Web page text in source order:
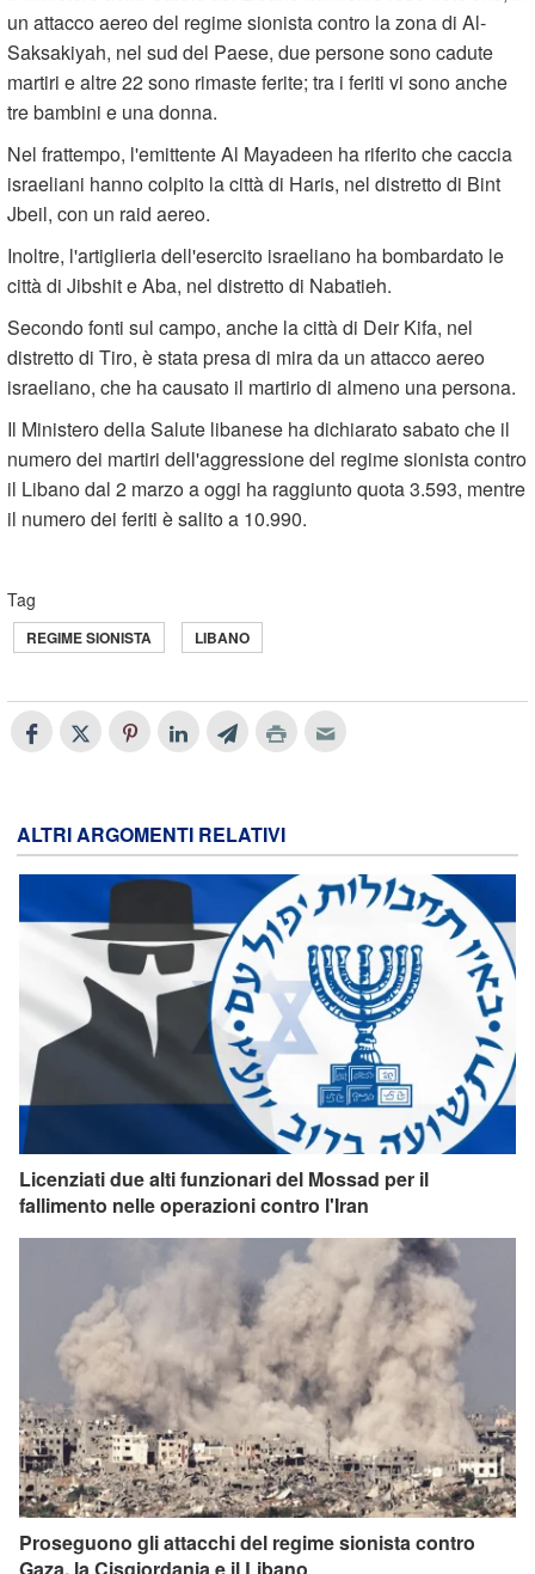
un attacco aereo del regime sionista contro la zona di Al-
Saksakiyah, nel sud del Paese, due persone sono cadute
martiri e altre 22 sono rimaste ferite; tra i feriti vi sono anche
tre bambini e una donna.
Nel frattempo, l'emittente Al Mayadeen ha riferito che caccia
israeliani hanno colpito la città di Haris, nel distretto di Bint
Jbeil, con un raid aereo.
Inoltre, l'artiglieria dell'esercito israeliano ha bombardato le
città di Jibshit e Aba, nel distretto di Nabatieh.
Secondo fonti sul campo, anche la città di Deir Kifa, nel
distretto di Tiro, è stata presa di mira da un attacco aereo
israeliano, che ha causato il martirio di almeno una persona.
Il Ministero della Salute libanese ha dichiarato sabato che il
numero dei martiri dell'aggressione del regime sionista contro
il Libano dal 2 marzo a oggi ha raggiunto quota 3.593, mentre
il numero dei feriti è salito a 10.990.
Tag
REGIME SIONISTA LIBANO
ALTRI ARGOMENTI RELATIVI
Licenziati due alti funzionari del Mossad per il
fallimento nelle operazioni contro l'Iran
Proseguono gli attacchi del regime sionista contro
Gaza, la Cisgiordania e il Libano